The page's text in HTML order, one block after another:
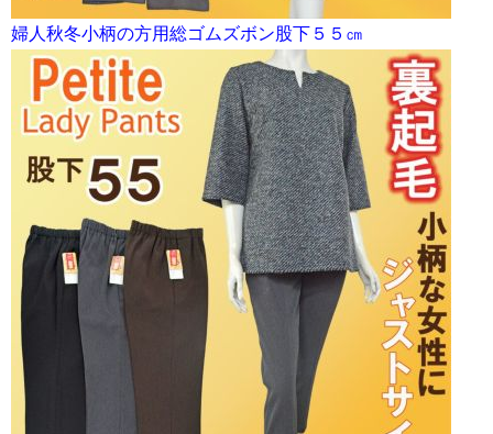
婦人秋冬小柄の方用総ゴムズボン股下５５㎝